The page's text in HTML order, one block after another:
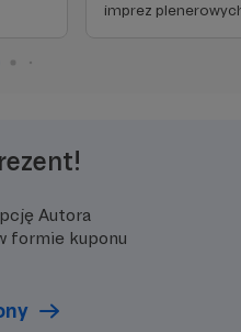
imprez
Autora
formie kuponu